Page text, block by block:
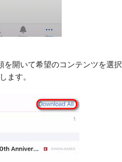
を開いて希望のコンテンツを選
ます。